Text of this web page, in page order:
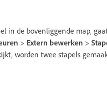
in de bovenliggende map,
> Extern bewerken >
worden twee stapels